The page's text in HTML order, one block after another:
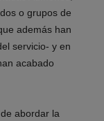
o grupos de
además han
servicio- y en
acabado
abordar la